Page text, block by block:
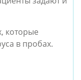
которые
в пробах.